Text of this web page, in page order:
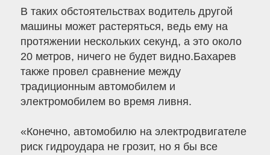
В таких обстоятельствах водитель другой
машины может растеряться, ведь ему на
протяжении нескольких секунд, а это около
20 метров, ничего не будет видно.Бахарев
также провел сравнение между
традиционным автомобилем и
электромобилем во время ливня.
«Конечно, автомобилю на электродвигателе
риск гидроудара не грозит, но я бы все